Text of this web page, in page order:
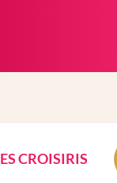
CROISIRIS